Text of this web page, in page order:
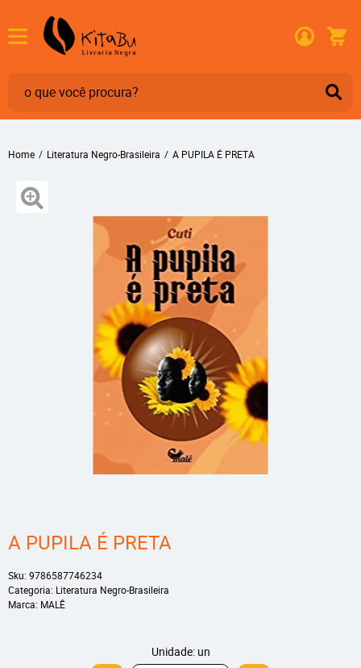
Home Literatura Negro-Brasileira A PUPILA É PRETA
A PUPILA É PRETA
Sku: 9786587746234
Categoria: Literatura Negro-Brasileira
Marca: MALÊ
Unidade: un